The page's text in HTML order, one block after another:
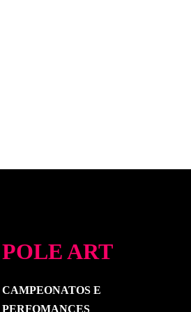
POLE ART
CAMPEONATOS E
PERFOMANCES